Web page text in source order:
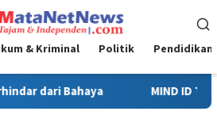
& Kriminal Politik Pendidikan
Penuh Bagi PT Vale di